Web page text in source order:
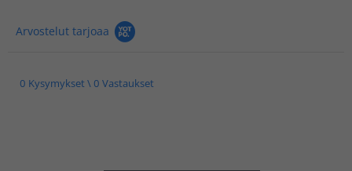
Arvostelut tarjoaa
0 Kysymykset \ 0 Vastaukset